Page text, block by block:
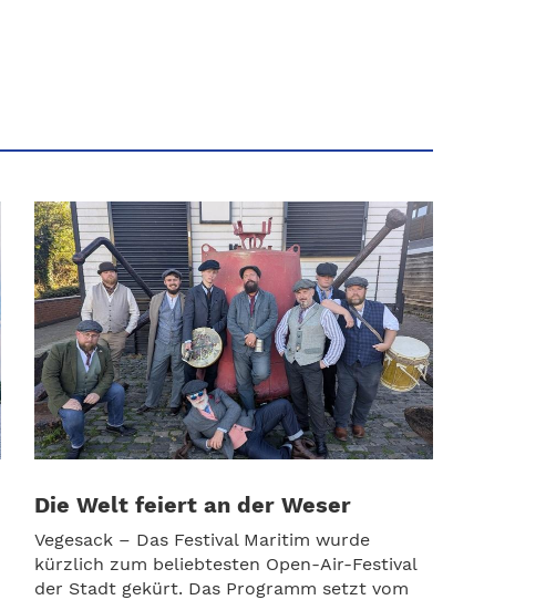
Die Welt feiert an der Weser
Vegesack – Das Festival Maritim wurde
kürzlich zum beliebtesten Open-Air-Festival
der Stadt gekürt. Das Programm setzt vom